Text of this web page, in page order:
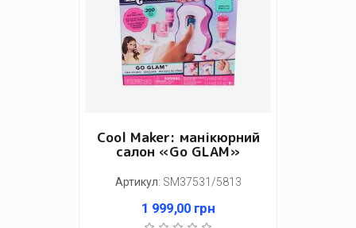
Cool Maker: манікюрний
салон «Go GLAM»
Артикул: SM37531/5813
1 999,00 грн